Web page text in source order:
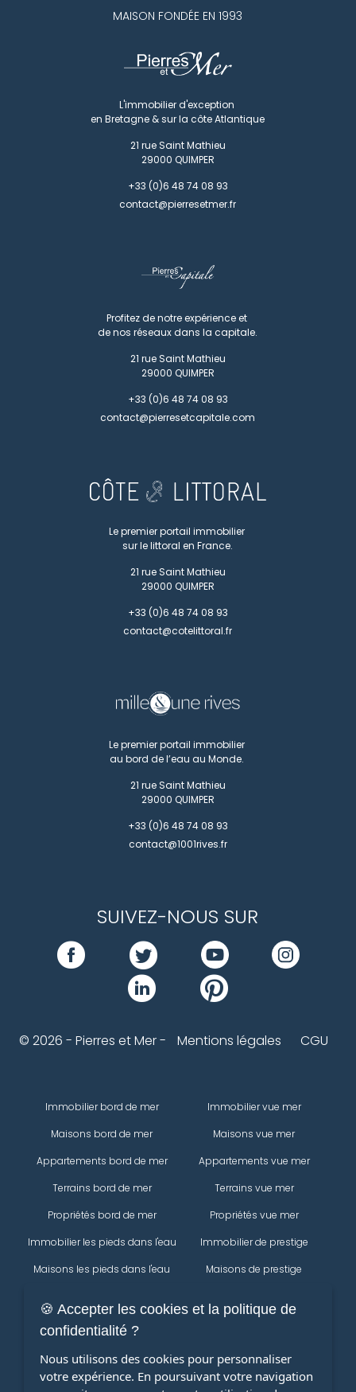
MAISON FONDÉE EN 1993
L'immobilier d'exception
en Bretagne & sur la côte Atlantique
21 rue Saint Mathieu
29000 QUIMPER
+33 (0)6 48 74 08 93
contact@pierresetmer.fr
Profitez de notre expérience et
de nos réseaux dans la capitale.
21 rue Saint Mathieu
29000 QUIMPER
+33 (0)6 48 74 08 93
contact@pierresetcapitale.com
Le premier portail immobilier
sur le littoral en France.
21 rue Saint Mathieu
29000 QUIMPER
+33 (0)6 48 74 08 93
contact@cotelittoral.fr
Le premier portail immobilier
au bord de l’eau au Monde.
21 rue Saint Mathieu
29000 QUIMPER
+33 (0)6 48 74 08 93
contact@1001rives.fr
SUIVEZ-NOUS SUR
© 2026 - Pierres et Mer - Mentions légales CGU
Immobilier bord de mer
Maisons bord de mer
Appartements bord de mer
Terrains bord de mer
Propriétés bord de mer
Immobilier vue mer
Maisons vue mer
Appartements vue mer
Terrains vue mer
Propriétés vue mer
Immobilier les pieds dans l'eau
Maisons les pieds dans l'eau
l'eau
Propriétés les pieds dans l'eau
Immobilier de prestige
Maisons de prestige
Maisons
🍪 Accepter les cookies et la politique de
confidentialité ?
Nous utilisons des cookies pour personnaliser
votre expérience. En poursuivant votre navigation